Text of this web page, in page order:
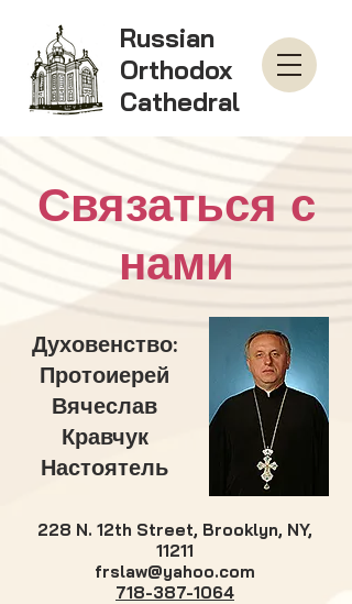
Russian
Orthodox
Cathedral
Связаться с
нами
Духовенство:
Протоиерей
Вячеслав
Кравчук
Настоятель
228 N. 12th Street, Brooklyn, NY,
11211
frslaw@yahoo.com
718-387-1064